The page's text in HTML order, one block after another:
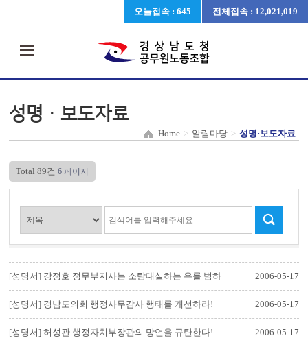
오늘접속 : 645 전체접속 : 12,021,019
성명·보도자료
Home > 알림마당 > 성명·보도자료
Total 89건 6 페이지
[성명서] 강정호 정무부지사는 소탐대실하는 우를 범하
지 마라
2006-05-17
[성명서] 경남도의회 행정사무감사 행태를 개선하라! 2006-05-17
[성명서] 허성관 행정자치부장관의 망언을 규탄한다! 2006-05-17